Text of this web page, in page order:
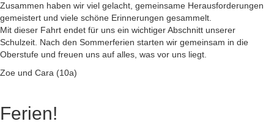
Zusammen haben wir viel gelacht, gemeinsame Herausforderungen
gemeistert und viele schöne Erinnerungen gesammelt.
Mit dieser Fahrt endet für uns ein wichtiger Abschnitt unserer
Schulzeit. Nach den Sommerferien starten wir gemeinsam in die
Oberstufe und freuen uns auf alles, was vor uns liegt.
Zoe und Cara (10a)
Ferien!